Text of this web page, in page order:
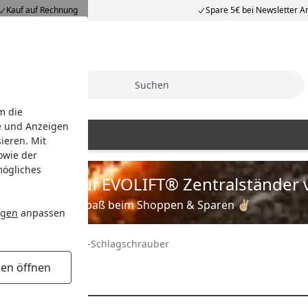
die
und Anzeigen
Mit
der
anpassen
öffnen
Kauf auf Rechnung Spare 5€ bei Newsletter
zu 35% auf EVOLIFT® Zentralständer
Viel Spaß beim Shoppen & Sparen ✌🏼
Akku-Schlagschrauber